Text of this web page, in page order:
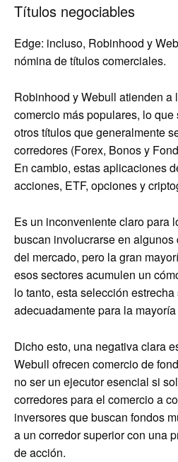
Títulos negociables
Edge: incluso, Robinhood y
nómina de títulos comerciales.
Robinhood y Webull atienden a
comercio más populares, lo
otros títulos que generalmente
corredores (Forex, Bonos y
En cambio, estas aplicaciones
acciones, ETF, opciones y
Es un inconveniente claro para
buscan involucrarse en algunos
del mercado, pero la gran
esos sectores acumulen un
lo tanto, esta selección
adecuadamente para la
Dicho esto, una negativa clara
Webull ofrecen comercio de
no ser un ejecutor esencial si
corredores para el comercio a
inversores que buscan fondos
a un corredor superior con una
de acción.